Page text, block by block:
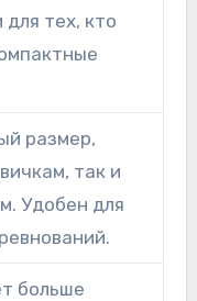
тех, кто
размер,
так и
Удобен для
больше